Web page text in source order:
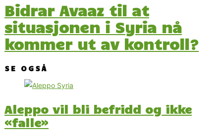
Bidrar Avaaz til at
situasjonen i Syria nå
kommer ut av kontroll?
SE OGSÅ
Aleppo vil bli befridd og ikke
«falle»